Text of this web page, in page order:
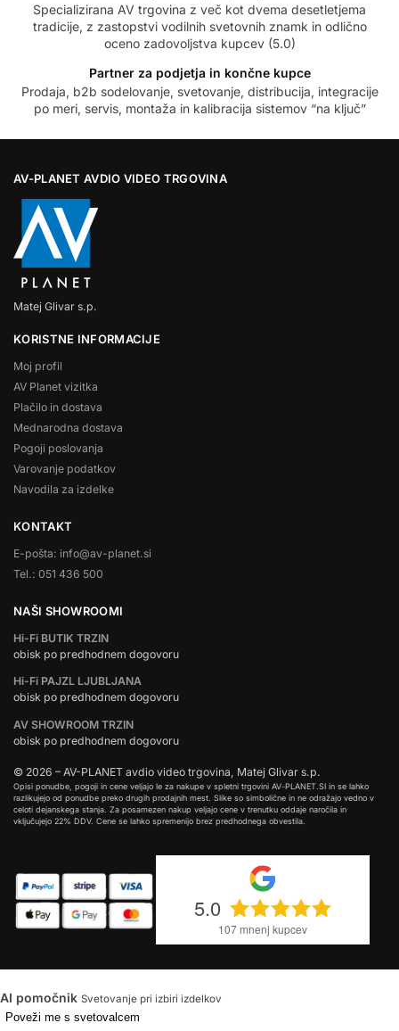
Specializirana AV trgovina z več kot dvema desetletjema
tradicije, z zastopstvi vodilnih svetovnih znamk in odlično
oceno zadovoljstva kupcev (5.0)
Partner za podjetja in končne kupce
Prodaja, b2b sodelovanje, svetovanje, distribucija, integracije
po meri, servis, montaža in kalibracija sistemov “na ključ”
AV-PLANET AVDIO VIDEO TRGOVINA
Matej Glivar s.p.
KORISTNE INFORMACIJE
Moj profil
AV Planet vizitka
Plačilo in dostava
Mednarodna dostava
Pogoji poslovanja
Varovanje podatkov
Navodila za izdelke
KONTAKT
E-pošta: info@av-planet.si
Tel.: 051 436 500
NAŠI SHOWROOMI
Hi-Fi BUTIK TRZIN
obisk po predhodnem dogovoru
Hi-Fi PAJZL LJUBLJANA
obisk po predhodnem dogovoru
AV SHOWROOM TRZIN
obisk po predhodnem dogovoru
© 2026 – AV-PLANET avdio video trgovina, Matej Glivar s.p.
Opisi ponudbe, pogoji in cene veljajo le za nakupe v spletni trgovini AV-PLANET.SI in se lahko
razlikujejo od ponudbe preko drugih prodajnih mest. Slike so simbolične in ne odražajo vedno v
celoti dejanskega stanja. Za posamezen nakup veljajo cene v trenutku oddaje naročila in
vključujejo 22% DDV. Cene se lahko spremenijo brez predhodnega obvestila.
5.0
107mnenj kupcev
AI pomočnik Svetovanje pri izbiri izdelkov
Poveži me s svetovalcem